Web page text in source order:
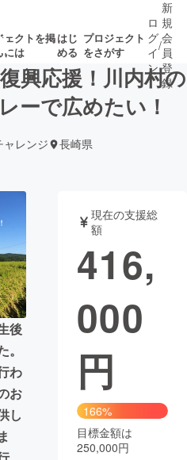
ェクトを掲
には
はじ
める
プロジェクト
をさがす
ロ
募集終了が近いプ
ロジェクト
音楽
ェット ゲーム・サ
性化
CAMPFIRE Creation
ロ
グ
イ
ン
/
新
規
会
員
登
録
興応援！川内村の
ーで広めたい！
ャレンジ 長崎県
後
わ
お
し
現在の支援総
額
416,
000
円
166%
目標金額は
250,000円